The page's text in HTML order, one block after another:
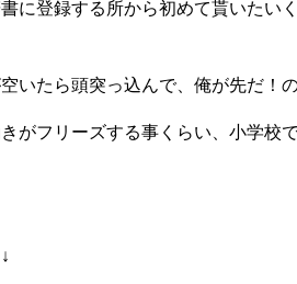
に登録する所から初めて貰いたい
いたら頭突っ込んで、俺が先だ！
がフリーズする事くらい、小学校